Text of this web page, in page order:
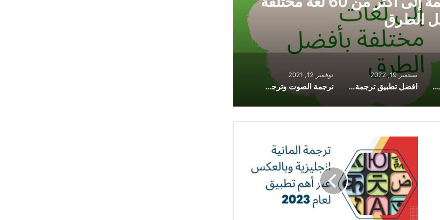
اكثر من 100 لغة
افضل مترجم فوري للترجمة إلى أكثر من 60 لغة مختلفة بأفضل الطرق
سبتمبر 19, 2022
افضل تطبيق ترجمة يدعم اكثر من 100 لغة
نوفمبر 12, 2021
ترجمة الصوت وترجمة النصوص بطرق سهلة باستخدام تطبيق مترجم لغة
انجليزية
وبالعكس
عبر
أهم
تطبيق
لعام